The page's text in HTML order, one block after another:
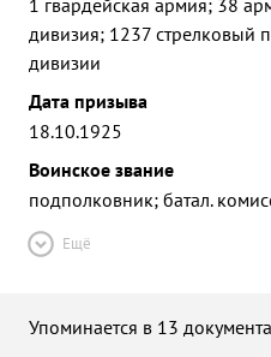
1 гвардейская армия; 38
дивизия; 1237 стрелковый
дивизии
Дата призыва
18.10.1925
Воинское звание
подполковник; батал.
Ещё
Упоминается в 13